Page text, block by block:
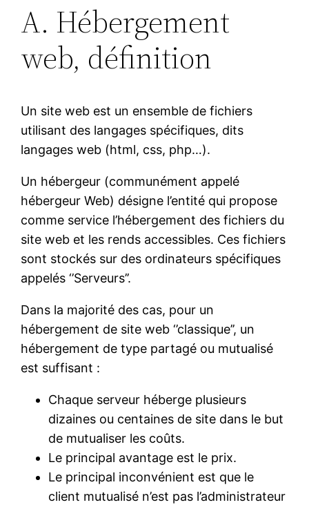
A. Hébergement
web, définition
Un site web est un ensemble de fichiers
utilisant des langages spécifiques, dits
langages web (html, css, php…).
Un hébergeur (communément appelé
hébergeur Web) désigne l’entité qui propose
comme service l’hébergement des fichiers du
site web et les rends accessibles. Ces fichiers
sont stockés sur des ordinateurs spécifiques
appelés ‘’Serveurs’’.
Dans la majorité des cas, pour un
hébergement de site web ‘’classique’’, un
hébergement de type partagé ou mutualisé
est suffisant :
Chaque serveur héberge plusieurs
dizaines ou centaines de site dans le but
de mutualiser les coûts.
Le principal avantage est le prix.
Le principal inconvénient est que le
client mutualisé n’est pas l’administrateur